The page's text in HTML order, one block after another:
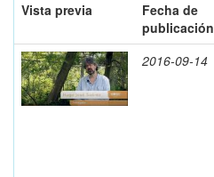
Vista previa
Fecha de
publicación
2016-09-14